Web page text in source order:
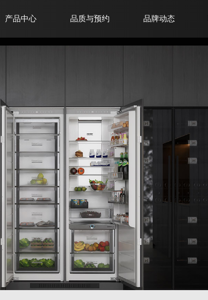
产品中心 品质与预约 品牌动态